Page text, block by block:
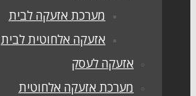
מערכת אזעקה לבית
אזעקה אלחוטית לבית
אזעקה לעסק
מערכת אזעקה אלחוטית